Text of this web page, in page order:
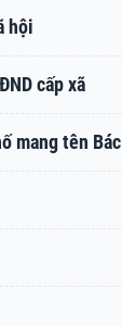
hội
cấp xã
mang tên Bác